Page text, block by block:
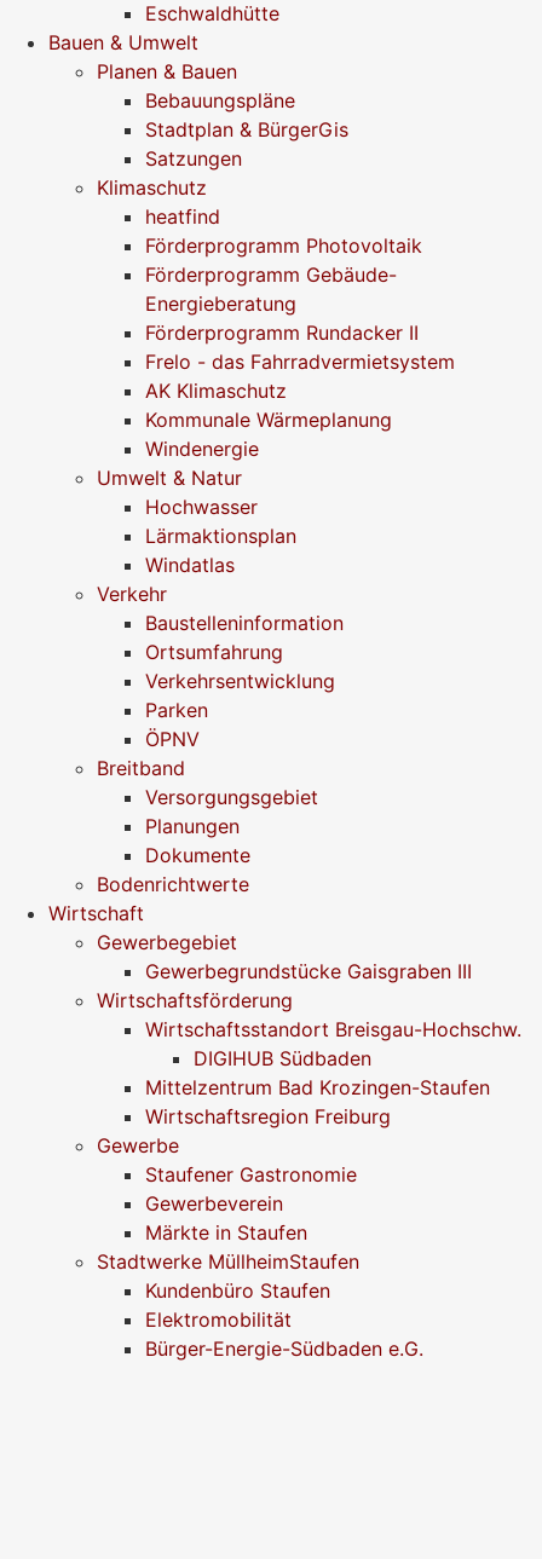
Eschwaldhütte
Bauen & Umwelt
Planen & Bauen
Bebauungspläne
Stadtplan & BürgerGis
Satzungen
Klimaschutz
heatfind
Förderprogramm Photovoltaik
Förderprogramm Gebäude-
Energieberatung
Förderprogramm Rundacker II
Frelo - das Fahrradvermietsystem
AK Klimaschutz
Kommunale Wärmeplanung
Windenergie
Umwelt & Natur
Hochwasser
Lärmaktionsplan
Windatlas
Verkehr
Baustelleninformation
Ortsumfahrung
Verkehrsentwicklung
Parken
ÖPNV
Breitband
Versorgungsgebiet
Planungen
Dokumente
Bodenrichtwerte
Wirtschaft
Gewerbegebiet
Gewerbegrundstücke Gaisgraben III
Wirtschaftsförderung
Wirtschaftsstandort Breisgau-Hochschw.
DIGIHUB Südbaden
Mittelzentrum Bad Krozingen-Staufen
Wirtschaftsregion Freiburg
Gewerbe
Staufener Gastronomie
Gewerbeverein
Märkte in Staufen
Stadtwerke MüllheimStaufen
Kundenbüro Staufen
Elektromobilität
Bürger-Energie-Südbaden e.G.